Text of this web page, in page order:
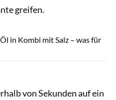
greifen.
in Kombi mit Salz – was für
von Sekunden auf ein